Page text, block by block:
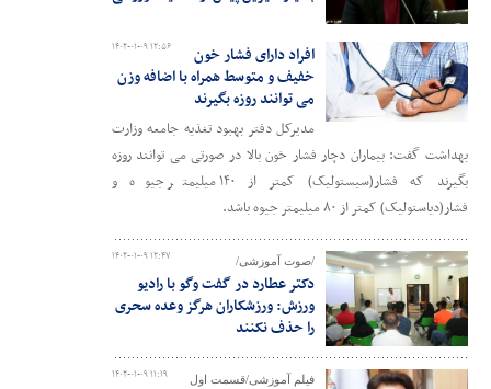
۱۴۰۲-۰۱-۰۹ ۱۲:۵۶
افراد دارای فشار خون
خفیف و متوسط همراه با اضافه وزن
می توانند روزه بگیرند
مدیرکل دفتر بهبود تغذیه جامعه وزارت
بهداشت گفت: بیماران دچار فشار خون بالا در صورتی می توانند روزه
بگیرند که فشار(سیستولیک) کمتر از ۱۴۰ میلیمتر جیوه و
فشار(دیاستولیک) کمتر از ۸۰ میلیمتر جیوه باشد.
۱۴۰۲-۰۱-۰۹ ۱۲:۴۷ /صوت آموزشی/
دکتر عطارد در گفت وگو با رادیو
ورزش: ورزشکاران هرگز وعده سحری
را حذف نکنند
۱۴۰۲-۰۱-۰۹ ۱۱:۱۹ فیلم آموزشی/قسمت اول